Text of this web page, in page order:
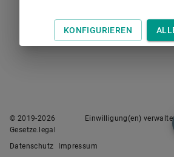
© 2019-2026
Gesetze.legal
Einwilligung(en) verwalten
Datenschutz Impressum
KONFIGURIEREN